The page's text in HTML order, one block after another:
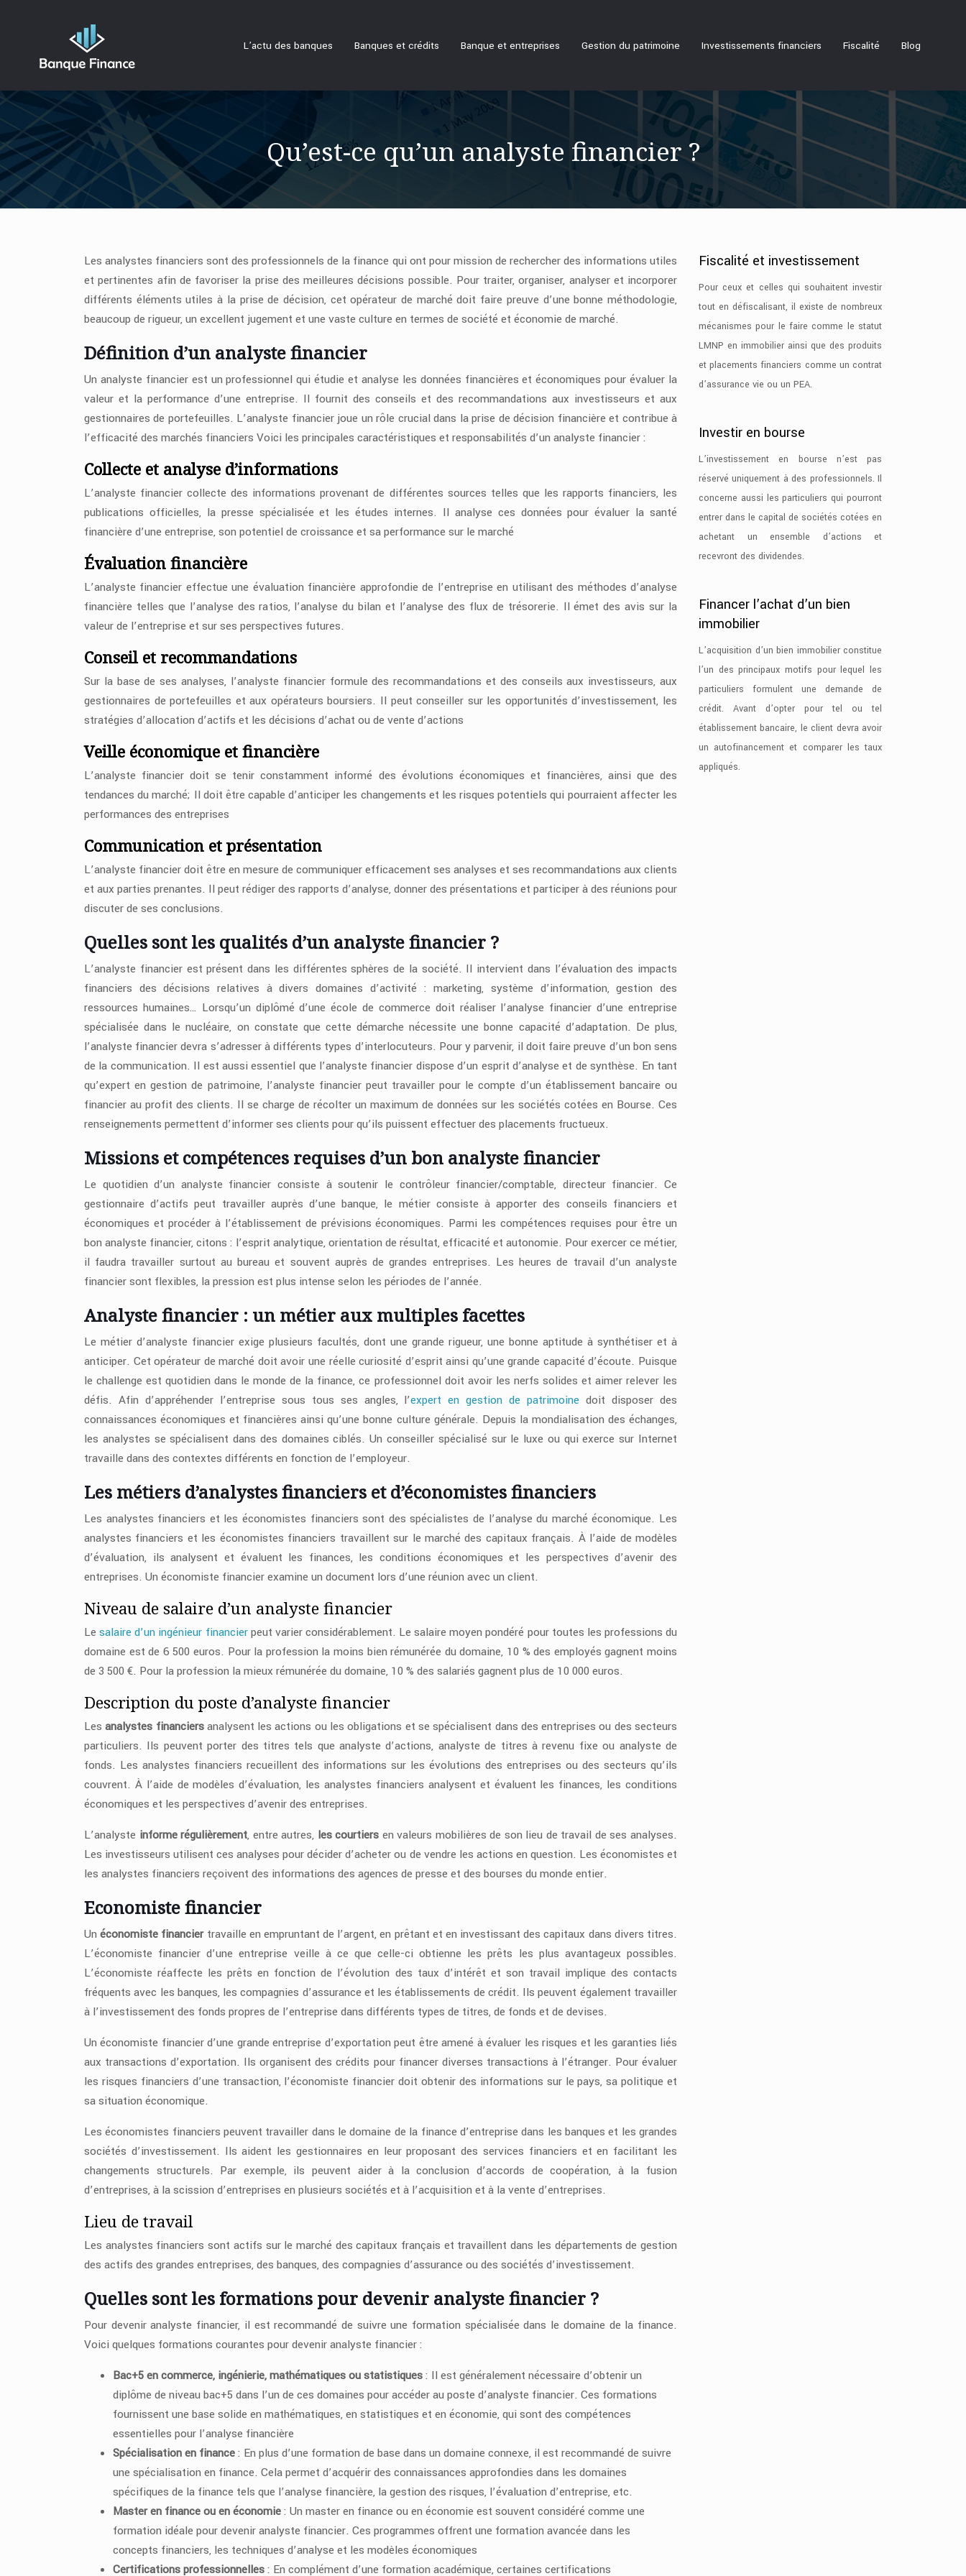
L’actu des banques Banques et crédits Banque et entreprises Gestion du patrimoine Investissements financiers Fiscalité Blog
Qu’est-ce qu’un analyste financier ?
Les analystes financiers sont des professionnels de la finance qui ont pour mission de rechercher des informations utiles
et pertinentes afin de favoriser la prise des meilleures décisions possible. Pour traiter, organiser, analyser et incorporer
différents éléments utiles à la prise de décision, cet opérateur de marché doit faire preuve d’une bonne méthodologie,
beaucoup de rigueur, un excellent jugement et une vaste culture en termes de société et économie de marché.
Définition d’un analyste financier
Un analyste financier est un professionnel qui étudie et analyse les données financières et économiques pour évaluer la
valeur et la performance d’une entreprise. Il fournit des conseils et des recommandations aux investisseurs et aux
gestionnaires de portefeuilles. L’analyste financier joue un rôle crucial dans la prise de décision financière et contribue à
l’efficacité des marchés financiers Voici les principales caractéristiques et responsabilités d’un analyste financier :
Collecte et analyse d’informations
L’analyste financier collecte des informations provenant de différentes sources telles que les rapports financiers, les
publications officielles, la presse spécialisée et les études internes. Il analyse ces données pour évaluer la santé
financière d’une entreprise, son potentiel de croissance et sa performance sur le marché
Évaluation financière
L’analyste financier effectue une évaluation financière approfondie de l’entreprise en utilisant des méthodes d’analyse
financière telles que l’analyse des ratios, l’analyse du bilan et l’analyse des flux de trésorerie. Il émet des avis sur la
valeur de l’entreprise et sur ses perspectives futures.
Conseil et recommandations
Sur la base de ses analyses, l’analyste financier formule des recommandations et des conseils aux investisseurs, aux
gestionnaires de portefeuilles et aux opérateurs boursiers. Il peut conseiller sur les opportunités d’investissement, les
stratégies d’allocation d’actifs et les décisions d’achat ou de vente d’actions
Veille économique et financière
L’analyste financier doit se tenir constamment informé des évolutions économiques et financières, ainsi que des
tendances du marché; Il doit être capable d’anticiper les changements et les risques potentiels qui pourraient affecter les
performances des entreprises
Communication et présentation
L’analyste financier doit être en mesure de communiquer efficacement ses analyses et ses recommandations aux clients
et aux parties prenantes. Il peut rédiger des rapports d’analyse, donner des présentations et participer à des réunions pour
discuter de ses conclusions.
Quelles sont les qualités d’un analyste financier ?
L’analyste financier est présent dans les différentes sphères de la société. Il intervient dans l’évaluation des impacts
financiers des décisions relatives à divers domaines d’activité : marketing, système d’information, gestion des
ressources humaines… Lorsqu’un diplômé d’une école de commerce doit réaliser l’analyse financier d’une entreprise
spécialisée dans le nucléaire, on constate que cette démarche nécessite une bonne capacité d’adaptation. De plus,
l’analyste financier devra s’adresser à différents types d’interlocuteurs. Pour y parvenir, il doit faire preuve d’un bon sens
de la communication. Il est aussi essentiel que l’analyste financier dispose d’un esprit d’analyse et de synthèse. En tant
qu’expert en gestion de patrimoine, l’analyste financier peut travailler pour le compte d’un établissement bancaire ou
financier au profit des clients. Il se charge de récolter un maximum de données sur les sociétés cotées en Bourse. Ces
renseignements permettent d’informer ses clients pour qu’ils puissent effectuer des placements fructueux.
Missions et compétences requises d’un bon analyste financier
Le quotidien d’un analyste financier consiste à soutenir le contrôleur financier/comptable, directeur financier. Ce
gestionnaire d’actifs peut travailler auprès d’une banque, le métier consiste à apporter des conseils financiers et
économiques et procéder à l’établissement de prévisions économiques. Parmi les compétences requises pour être un
bon analyste financier, citons : l’esprit analytique, orientation de résultat, efficacité et autonomie. Pour exercer ce métier,
il faudra travailler surtout au bureau et souvent auprès de grandes entreprises. Les heures de travail d’un analyste
financier sont flexibles, la pression est plus intense selon les périodes de l’année.
Analyste financier : un métier aux multiples facettes
Le métier d’analyste financier exige plusieurs facultés, dont une grande rigueur, une bonne aptitude à synthétiser et à
anticiper. Cet opérateur de marché doit avoir une réelle curiosité d’esprit ainsi qu’une grande capacité d’écoute. Puisque
le challenge est quotidien dans le monde de la finance, ce professionnel doit avoir les nerfs solides et aimer relever les
défis. Afin d’appréhender l’entreprise sous tous ses angles, l’expert en gestion de patrimoine doit disposer des
connaissances économiques et financières ainsi qu’une bonne culture générale. Depuis la mondialisation des échanges,
les analystes se spécialisent dans des domaines ciblés. Un conseiller spécialisé sur le luxe ou qui exerce sur Internet
travaille dans des contextes différents en fonction de l’employeur.
Les métiers d’analystes financiers et d’économistes financiers
Les analystes financiers et les économistes financiers sont des spécialistes de l’analyse du marché économique. Les
analystes financiers et les économistes financiers travaillent sur le marché des capitaux français. À l’aide de modèles
d’évaluation, ils analysent et évaluent les finances, les conditions économiques et les perspectives d’avenir des
entreprises. Un économiste financier examine un document lors d’une réunion avec un client.
Niveau de salaire d’un analyste financier
Lesalaire d’un ingénieur financierpeut varier considérablement. Le salaire moyen pondéré pour toutes les professions du
domaine est de 6 500 euros. Pour la profession la moins bien rémunérée du domaine, 10 % des employés gagnent moins
de 3 500 €. Pour la profession la mieux rémunérée du domaine, 10 % des salariés gagnent plus de 10 000 euros.
Description du poste d’analyste financier
Lesanalystes financiersanalysent les actions ou les obligations et se spécialisent dans des entreprises ou des secteurs
particuliers. Ils peuvent porter des titres tels que analyste d’actions, analyste de titres à revenu fixe ou analyste de
fonds. Les analystes financiers recueillent des informations sur les évolutions des entreprises ou des secteurs qu’ils
couvrent. À l’aide de modèles d’évaluation, les analystes financiers analysent et évaluent les finances, les conditions
économiques et les perspectives d’avenir des entreprises.
L’analyste informe régulièrement, entre autres, les courtiers en valeurs mobilières de son lieu de travail de ses analyses.
Les investisseurs utilisent ces analyses pour décider d’acheter ou de vendre les actions en question. Les économistes et
les analystes financiers reçoivent des informations des agences de presse et des bourses du monde entier.
Economiste financier
Un économiste financiertravaille en empruntant de l’argent, en prêtant et en investissant des capitaux dans divers titres.
L’économiste financier d’une entreprise veille à ce que celle-ci obtienne les prêts les plus avantageux possibles.
L’économiste réaffecte les prêts en fonction de l’évolution des taux d’intérêt et son travail implique des contacts
fréquents avec les banques, les compagnies d’assurance et les établissements de crédit. Ils peuvent également travailler
à l’investissement des fonds propres de l’entreprise dans différents types de titres, de fonds et de devises.
Un économiste financier d’une grande entreprise d’exportation peut être amené à évaluer les risques et les garanties liés
aux transactions d’exportation. Ils organisent des crédits pour financer diverses transactions à l’étranger. Pour évaluer
les risques financiers d’une transaction, l’économiste financier doit obtenir des informations sur le pays, sa politique et
sa situation économique.
Les économistes financiers peuvent travailler dans le domaine de la finance d’entreprise dans les banques et les grandes
sociétés d’investissement. Ils aident les gestionnaires en leur proposant des services financiers et en facilitant les
changements structurels. Par exemple, ils peuvent aider à la conclusion d’accords de coopération, à la fusion
d’entreprises, à la scission d’entreprises en plusieurs sociétés et à l’acquisition et à la vente d’entreprises.
Lieu de travail
Les analystes financiers sont actifs sur le marché des capitaux français et travaillent dans les départements de gestion
des actifs des grandes entreprises, des banques, des compagnies d’assurance ou des sociétés d’investissement.
Quelles sont les formations pour devenir analyste financier ?
Pour devenir analyste financier, il est recommandé de suivre une formation spécialisée dans le domaine de la finance.
Voici quelques formations courantes pour devenir analyste financier :
Bac+5 en commerce, ingénierie, mathématiques ou statistiques: Il est généralement nécessaire d’obtenir un
diplôme de niveau bac+5 dans l’un de ces domaines pour accéder au poste d’analyste financier. Ces formations
fournissent une base solide en mathématiques, en statistiques et en économie, qui sont des compétences
essentielles pour l’analyse financière
Spécialisation en finance: En plus d’une formation de base dans un domaine connexe, il est recommandé de suivre
une spécialisation en finance. Cela permet d’acquérir des connaissances approfondies dans les domaines
spécifiques de la finance tels que l’analyse financière, la gestion des risques, l’évaluation d’entreprise, etc.
Master en finance ou en économie: Un master en finance ou en économie est souvent considéré comme une
formation idéale pour devenir analyste financier. Ces programmes offrent une formation avancée dans les
concepts financiers, les techniques d’analyse et les modèles économiques
Certifications professionnelles: En complément d’une formation académique, certaines certifications
Fiscalité et investissement
Pour ceux et celles qui souhaitent investir
tout en défiscalisant, il existe de nombreux
mécanismes pour le faire comme le statut
LMNP en immobilier ainsi que des produits
et placements financiers comme un contrat
d’assurance vie ou un PEA.
Investir en bourse
L’investissement en bourse n’est pas
réservé uniquement à des professionnels. Il
concerne aussi les particuliers qui pourront
entrer dans le capital de sociétés cotées en
achetant un ensemble d’actions et
recevront des dividendes.
Financer l’achat d’un bien
immobilier
L’acquisition d’un bien immobilier constitue
l’un des principaux motifs pour lequel les
particuliers formulent une demande de
crédit. Avant d’opter pour tel ou tel
établissement bancaire, le client devra avoir
un autofinancement et comparer les taux
appliqués.